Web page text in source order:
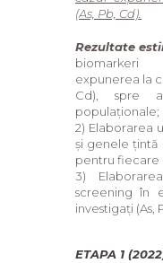
(As, Pb, Cd).
Rezultate
expunerea la
Cd), spre
populaționale;
2) Elaborarea
și genele țintă
pentru fiecare
3)
screening în
investigați (As,
ETAPA 1